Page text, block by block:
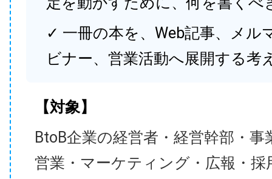
✓ 一冊の本を、Web記事、メル
ビナー、営業活動へ展開する考
【対象】
BtoB企業の経営者・経営幹部・事
営業・マーケティング・広報・採